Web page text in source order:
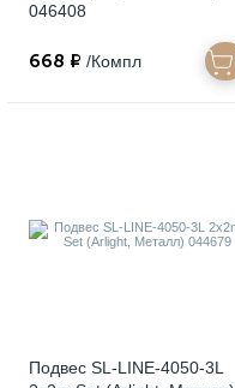
046408
668 ₽ /Компл
Подвес SL-LINE-4050-3L